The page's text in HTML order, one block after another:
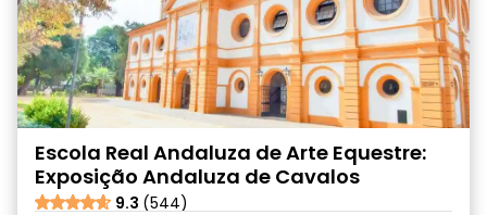
Escola Real Andaluza de Arte Equestre:
Exposição Andaluza de Cavalos
9.3 (544)